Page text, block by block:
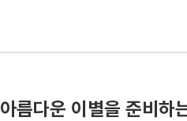
름다운 이별을 준비하